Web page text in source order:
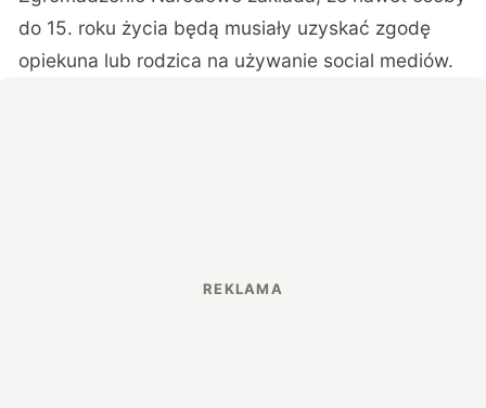
do 15. roku życia będą musiały uzyskać zgodę
opiekuna lub rodzica na używanie social mediów.